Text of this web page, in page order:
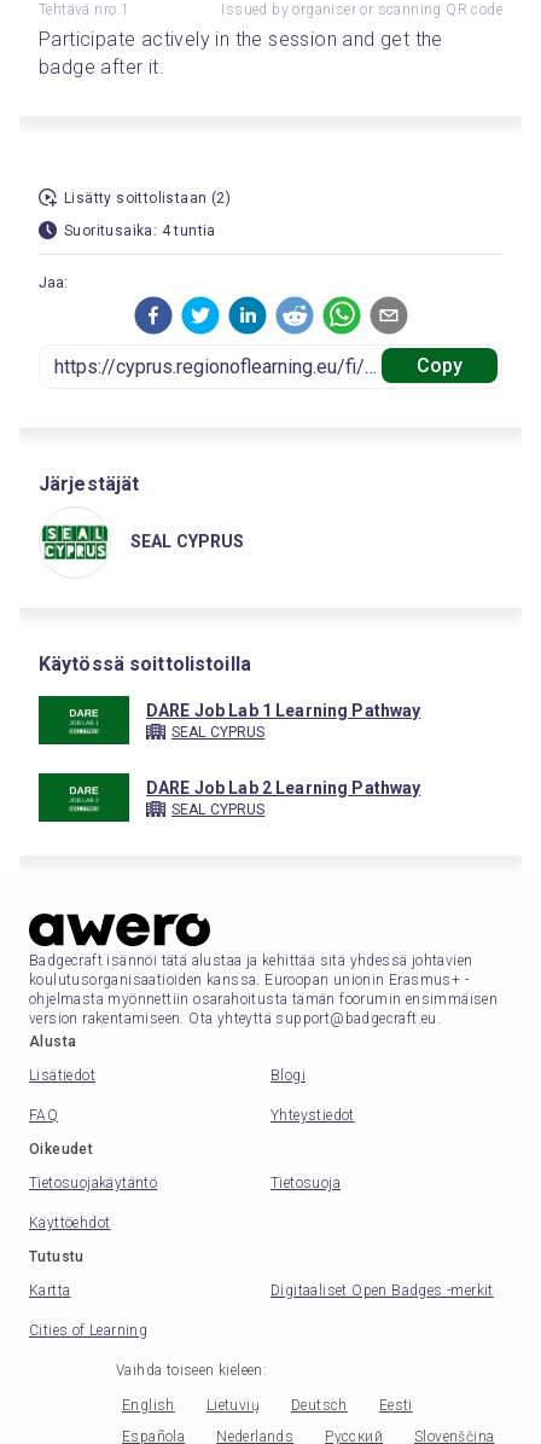
Tehtävä nro.1 Issued by organiser or scanning QR code
Participate actively in the session and get the
badge after it.
Lisätty soittolistaan (2)
Suoritusaika: 4 tuntia
Jaa:
Copy
Järjestäjät
SEAL CYPRUS
Käytössä soittolistoilla
DARE Job Lab 1 Learning Pathway
SEAL CYPRUS
DARE Job Lab 2 Learning Pathway
SEAL CYPRUS
Badgecraft isännöi tätä alustaa ja kehittää sitä yhdessä johtavien
koulutusorganisaatioiden kanssa. Euroopan unionin Erasmus+ -
ohjelmasta myönnettiin osarahoitusta tämän foorumin ensimmäisen
version rakentamiseen. Ota yhteyttä support@badgecraft.eu.
Alusta
Lisätiedot
Blogi
FAQ
Yhteystiedot
Oikeudet
Tietosuojakäytäntö
Tietosuoja
Käyttöehdot
Tutustu
Kartta
Digitaaliset Open Badges -merkit
Cities of Learning
Vaihda toiseen kieleen :
English Lietuvių Deutsch
Eesti
Española
Nederlands Русский Slovenščina